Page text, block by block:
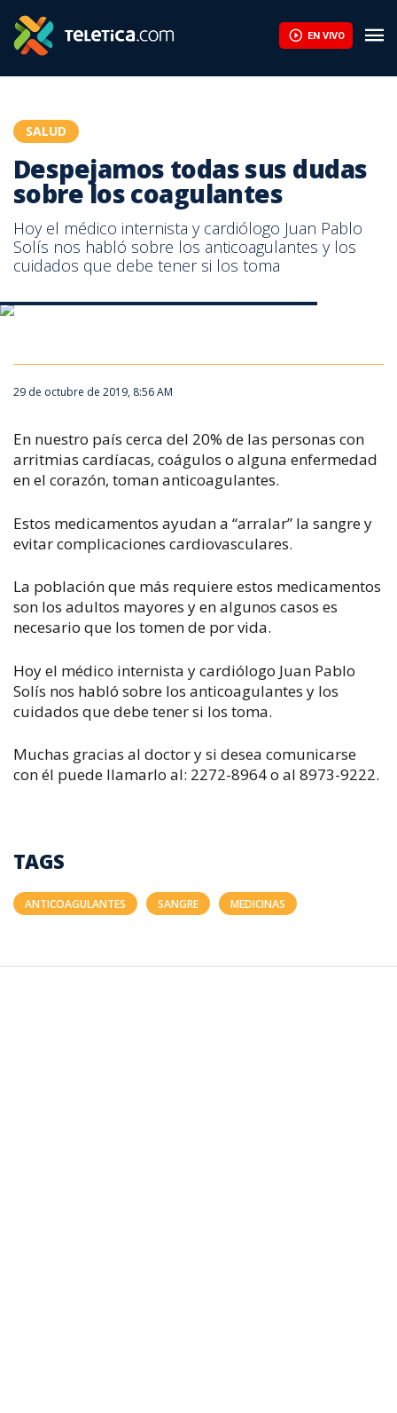
EN VIVO
SALUD
Despejamos todas sus dudas
sobre los coagulantes
Hoy el médico internista y cardiólogo Juan Pablo
Solís nos habló sobre los anticoagulantes y los
cuidados que debe tener si los toma
29 de octubre de 2019, 8:56 AM
En nuestro país cerca del 20% de las personas con
arritmias cardíacas, coágulos o alguna enfermedad
en el corazón, toman anticoagulantes.
Estos medicamentos ayudan a “arralar” la sangre y
evitar complicaciones cardiovasculares.
La población que más requiere estos medicamentos
son los adultos mayores y en algunos casos es
necesario que los tomen de por vida.
Hoy el médico internista y cardiólogo Juan Pablo
Solís nos habló sobre los anticoagulantes y los
cuidados que debe tener si los toma.
Muchas gracias al doctor y si desea comunicarse
con él puede llamarlo al: 2272-8964 o al 8973-9222.
TAGS
ANTICOAGULANTES SANGRE MEDICINAS